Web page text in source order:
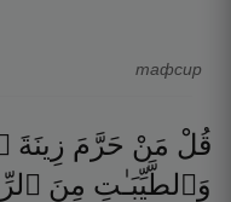
тафсир
قُلْ مَنْ حَرَّمَ زِينَةَ
وَٱلطَّيِّبَـٰتِ مِنَ